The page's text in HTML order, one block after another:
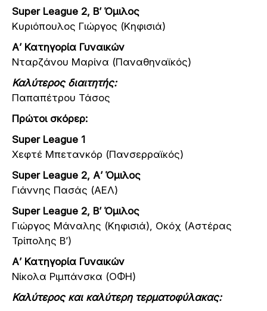
Super League 2, Β’ Όμιλος
Κυριόπουλος Γιώργος (Κηφισιά)
Α’ Κατηγορία Γυναικών
Νταρζάνου Μαρίνα (Παναθηναϊκός)
Καλύτερος διαιτητής:
Παπαπέτρου Τάσος
Πρώτοι σκόρερ:
Super League 1
Χεφτέ Μπετανκόρ (Πανσερραϊκός)
Super League 2, Α’ Όμιλος
Γιάννης Πασάς (ΑΕΛ)
Super League 2, Β’ Όμιλος
Γιώργος Μάναλης (Κηφισιά), Οκόχ (Αστέρας
Τρίπολης Β’)
Α’ Κατηγορία Γυναικών
Νίκολα Ριμπάνσκα (ΟΦΗ)
Καλύτερος και καλύτερη τερματοφύλακας: